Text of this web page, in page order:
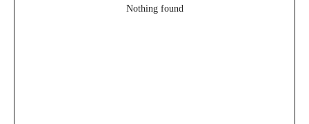
Nothing found